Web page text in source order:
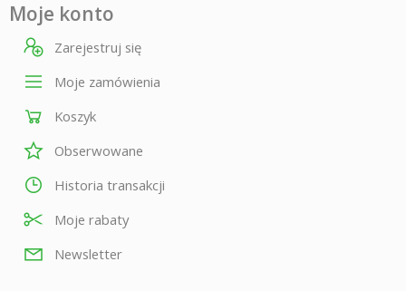
Moje konto
Zarejestruj się
Moje zamówienia
Koszyk
Obserwowane
Historia transakcji
Moje rabaty
Newsletter